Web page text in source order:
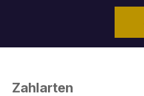
Zahlarten